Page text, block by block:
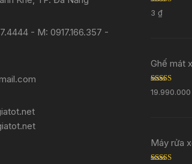
- M: 0917.166.357 -
Rated
out of 5
3 ₫
Ghế mát
Rated5.00
out of 5
19.990.000
Máy rửa